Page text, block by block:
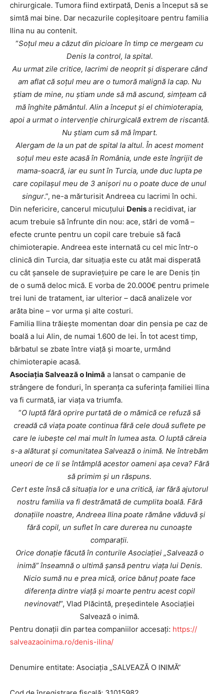
INFO IAȘI
chirurgicale. Tumora fiind extirpată, Denis a început să se
simtă mai bine. Dar necazurile copleșitoare pentru familia
Ilina nu au contenit.
”Soțul meu a căzut din picioare în timp ce mergeam cu
Denis la control, la spital.
Au urmat zile critice, lacrimi de neoprit și disperare când
am aflat că soțul meu are o tumoră malignă la cap. Nu
știam de mine, nu știam unde să mă ascund, simțeam că
mă înghite pământul. Alin a început și el chimioterapia,
apoi a urmat o intervenție chirurgicală extrem de riscantă.
Nu știam cum să mă împart.
Alergam de la un pat de spital la altul. În acest moment
soțul meu este acasă în România, unde este îngrijit de
mama-soacră, iar eu sunt în Turcia, unde duc lupta pe
care copilașul meu de 3 anișori nu o poate duce de unul
singur.”, ne-a mărturisit Andreea cu lacrimi în ochi.
Din nefericire, cancerul micuțului Denisa recidivat, iar
acum trebuie să înfrunte din nou: ace, stări de vomă –
efecte crunte pentru un copil care trebuie să facă
chimioterapie. Andreea este internată cu cel mic într-o
clinică din Turcia, dar situația este cu atât mai disperată
cu cât șansele de supraviețuire pe care le are Denis țin
de o sumă deloc mică. E vorba de 20.000€ pentru primele
trei luni de tratament, iar ulterior – dacă analizele vor
arăta bine – vor urma și alte costuri.
Familia Ilina trăiește momentan doar din pensia pe caz de
boală a lui Alin, de numai 1.600 de lei. În tot acest timp,
bărbatul se zbate între viață și moarte, urmând
chimioterapie acasă.
Asociația Salvează o Inimă a lansat o campanie de
strângere de fonduri, în speranța ca suferința familiei Ilina
va fi curmată, iar viața va triumfa.
”O luptă fără oprire purtată de o mămică ce refuză să
creadă că viața poate continua fără cele două suflete pe
care le iubește cel mai mult în lumea asta. O luptă căreia
s-a alăturat și comunitatea Salvează o inimă. Ne întrebăm
uneori de ce li se întâmplă acestor oameni așa ceva? Fără
să primim și un răspuns.
Cert este însă că situația lor e una critică, iar fără ajutorul
nostru familia va fi destrămată de cumplita boală. Fără
donațiile noastre, Andreea Ilina poate rămâne văduvă și
fără copil, un suflet în care durerea nu cunoaște
comparații.
Orice donație făcută în conturile Asociației „Salvează o
inimă” înseamnă o ultimă șansă pentru viața lui Denis.
Nicio sumă nu e prea mică, orice bănuț poate face
diferența dintre viață și moarte pentru acest copil
nevinovat!”, Vlad Plăcintă, președintele Asociației
Salvează o inimă.
Pentru donații din partea companiilor accesați: https://
salveazaoinima.ro/denis-ilina/
Denumire entitate: Asociația „SALVEAZĂ O INIMĂ”